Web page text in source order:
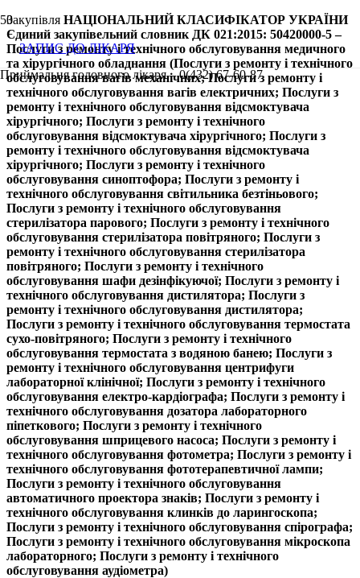
ЗАПИС ДО ЛІКАРЯ
Приймальня головного лікаря – 0(432) 67-60-87
Закупівля НАЦІОНАЛЬНИЙ КЛАСИФІКАТОР УКРАЇНИ
Єдиний закупівельний словник ДК 021:2015: 50420000-5 –
Послуги з ремонту і технічного обслуговування медичного
та хірургічного обладнання (Послуги з ремонту і технічного
обслуговування вагів механічних; Послуги з ремонту і
технічного обслуговування вагів електричних; Послуги з
ремонту і технічного обслуговування відсмоктувача
хірургічного; Послуги з ремонту і технічного
обслуговування відсмоктувача хірургічного; Послуги з
ремонту і технічного обслуговування відсмоктувача
хірургічного; Послуги з ремонту і технічного
обслуговування синоптофора; Послуги з ремонту і
технічного обслуговування світильника безтіньового;
Послуги з ремонту і технічного обслуговування
стерилізатора парового; Послуги з ремонту і технічного
обслуговування стерилізатора повітряного; Послуги з
ремонту і технічного обслуговування стерилізатора
повітряного; Послуги з ремонту і технічного
обслуговування шафи дезінфікуючої; Послуги з ремонту і
технічного обслуговування дистилятора; Послуги з
ремонту і технічного обслуговування дистилятора;
Послуги з ремонту і технічного обслуговування термостата
сухо-повітряного; Послуги з ремонту і технічного
обслуговування термостата з водяною банею; Послуги з
ремонту і технічного обслуговування центрифуги
лабораторної клінічної; Послуги з ремонту і технічного
обслуговування електро-кардіографа; Послуги з ремонту і
технічного обслуговування дозатора лабораторного
піпеткового; Послуги з ремонту і технічного
обслуговування шприцевого насоса; Послуги з ремонту і
технічного обслуговування фотометра; Послуги з ремонту і
технічного обслуговування фототерапевтичної лампи;
Послуги з ремонту і технічного обслуговування
автоматичного проектора знаків; Послуги з ремонту і
технічного обслуговування клинків до ларингоскопа;
Послуги з ремонту і технічного обслуговування спірографа;
Послуги з ремонту і технічного обслуговування мікроскопа
лабораторного; Послуги з ремонту і технічного
обслуговування аудіометра)